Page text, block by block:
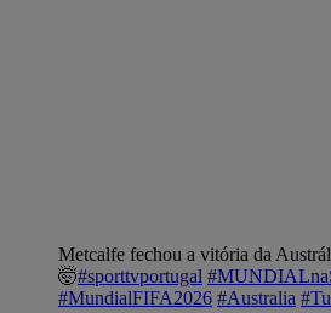
Metcalfe fechou a vitória da
🤯#sporttvportugal
#MundialFIFA2026 #Australia